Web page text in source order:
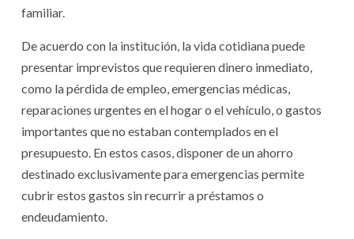
familiar.
De acuerdo con la institución, la vida cotidiana puede
presentar imprevistos que requieren dinero inmediato,
como la pérdida de empleo, emergencias médicas,
reparaciones urgentes en el hogar o el vehículo, o gastos
importantes que no estaban contemplados en el
presupuesto. En estos casos, disponer de un ahorro
destinado exclusivamente para emergencias permite
cubrir estos gastos sin recurrir a préstamos o
endeudamiento.